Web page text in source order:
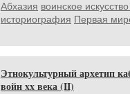
Абхазия воинское
историография Первая
Этнокультурный архетип
войн xx века (II)